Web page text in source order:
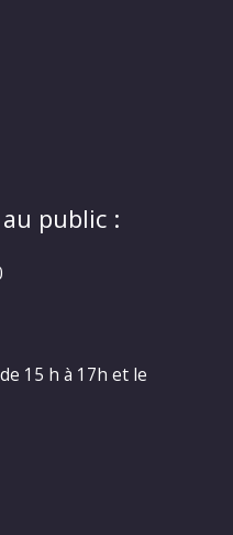
public :
15 h à 17h et le